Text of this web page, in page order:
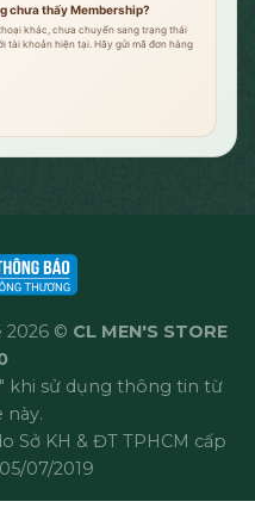
chưa thấy Membership?
khác, chưa chuyển sang trạng thái
tài khoản hiện tại. Hãy gửi mã đơn hàng
2026 © CL MEN'S STORE
khi sử dụng thông tin từ
này.
Sở KH & ĐT TPHCM cấp
07/2019